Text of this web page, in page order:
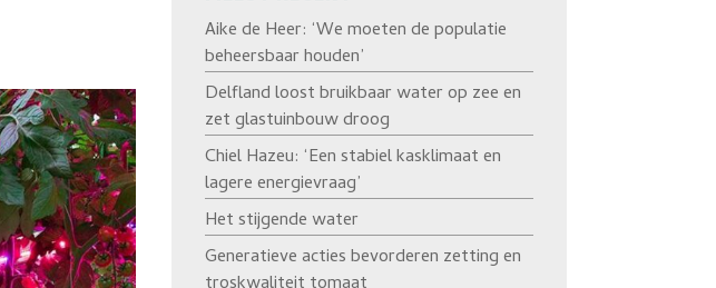
Aike de Heer: ‘We moeten de populatie
beheersbaar houden’
Delfland loost bruikbaar water op zee en
zet glastuinbouw droog
Chiel Hazeu: ‘Een stabiel kasklimaat en
lagere energievraag’
Het stijgende water
Generatieve acties bevorderen zetting en